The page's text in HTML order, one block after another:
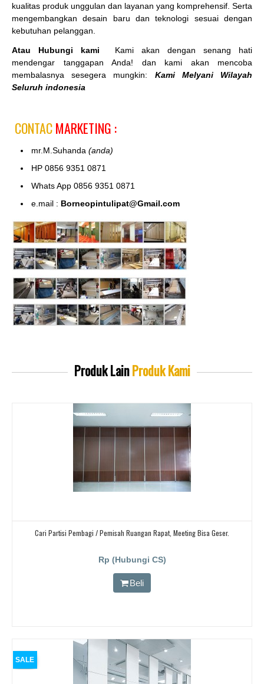
kualitas produk unggulan dan layanan yang komprehensif. Serta
mengembangkan desain baru dan teknologi sesuai dengan
kebutuhan pelanggan.
Atau Hubungi kami
Kami akan dengan senang hati
mendengar tanggapan Anda! dan kami akan mencoba
membalasnya sesegera mungkin: Kami Melyani Wilayah
Seluruh indonesia
CONTACMARKETING :
mr.M.Suhanda (anda)
HP 0856 9351 0871
Whats App 0856 9351 0871
e.mail : Borneopintulipat@Gmail.com
Produk LainProduk Kami
Cari Partisi Pembagi / Pemisah Ruangan Rapat, Meeting Bisa Geser.
Rp (Hubungi CS)
Beli
SALE